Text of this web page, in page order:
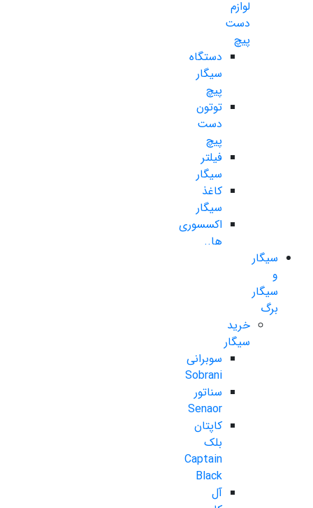
لوازم
دست
پیچ
دستگاه
سیگار
پیچ
توتون
دست
پیچ
فیلتر
سیگار
کاغذ
سیگار
اکسسوری
ها..
سیگار
و
سیگار
برگ
خرید
سیگار
سوبرانی
Sobrani
سناتور
Senaor
کاپتان
بلک
Captain
Black
آل